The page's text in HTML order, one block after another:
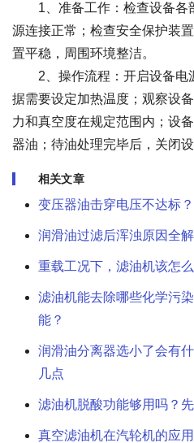
1、准备工作：检查设备各
源连接正常；检查安全保护装
置平稳，周围环境整洁。
2、操作流程：开启设备电
据需要设定加热温度；观察设
力和真空度在规定范围内；设
器油；待油处理完毕后，关闭设
相关文章
变压器油击穿电压不达标
润滑油过滤后浑浊原因全
重载工况下，滤油机该怎
滤油机能去除哪些化学污
能？
润滑油分离器选小了会有
几点
滤油机脱酸功能够用吗？
真空滤油机在汽轮机的应